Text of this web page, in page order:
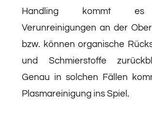
Handling kommt
Verunreinigungen an der
bzw. können organische
und Schmierstoffe
Genau in solchen Fällen
Plasmareinigung ins Spiel.